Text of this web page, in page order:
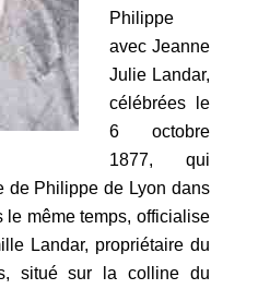
Philippe
avec Jeanne
Julie Landar,
célébrées le
6 octobre
1877, qui
de Philippe de Lyon dans
le même temps, officialise
Landar, propriétaire du
situé sur la colline du